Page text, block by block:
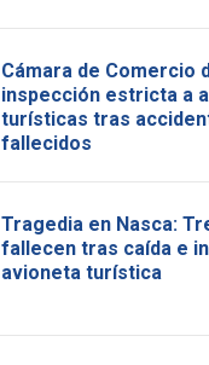
Cámara de Comercio
inspección estricta a
turísticas tras
fallecidos
Tragedia en Nasca:
fallecen tras caída e
avioneta turística